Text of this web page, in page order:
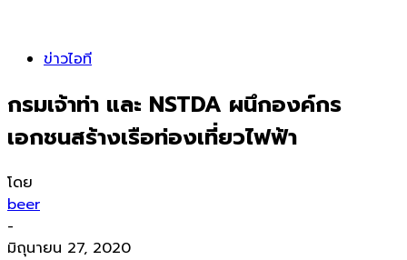
ข่าวไอที
กรมเจ้าท่า และ NSTDA ผนึกองค์กร
เอกชนสร้างเรือท่องเที่ยวไฟฟ้า
โดย
beer
-
มิถุนายน 27, 2020